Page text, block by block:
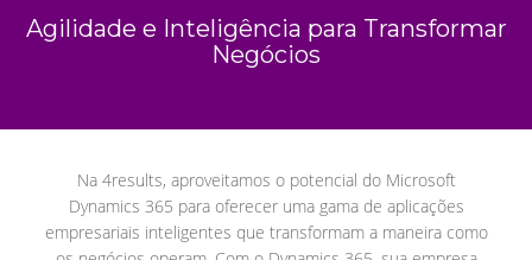
Agilidade e Inteligência para Transformar
Negócios
Na 4results, aproveitamos o potencial do Microsoft
Dynamics 365 para oferecer uma gama de aplicações
empresariais inteligentes que transformam a maneira como